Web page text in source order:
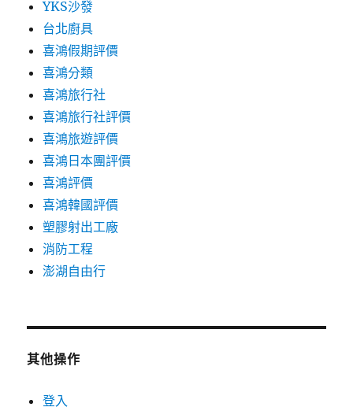
YKS沙發
台北廚具
喜鴻假期評價
喜鴻分類
喜鴻旅行社
喜鴻旅行社評價
喜鴻旅遊評價
喜鴻日本團評價
喜鴻評價
喜鴻韓國評價
塑膠射出工廠
消防工程
澎湖自由行
其他操作
登入